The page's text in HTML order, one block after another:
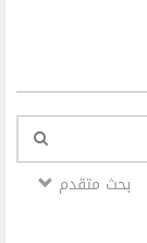
بحث متقدم